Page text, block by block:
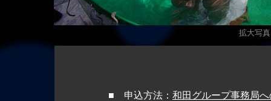
拡大写
■ 申込方法： 和田グループ事務局